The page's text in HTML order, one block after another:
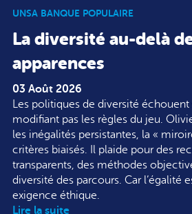
UNSA BANQUE POPULAIRE
La diversité au-delà
apparences
03 Août 2026
Les politiques de diversité
modifiant pas les règles du jeu.
les inégalités persistantes, la «
critères biaisés. Il plaide pour des
transparents, des méthodes
diversité des parcours. Car l’égalité
exigence éthique.
Lire la suite